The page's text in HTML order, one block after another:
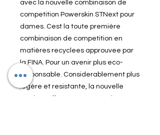
avec la nouvelle combinaison de
competition Powerskin STNext pour
dames. Cest la toute première
combinaison de competition en
matières recyclees approuvee par
la FINA. Pour un avenir plus eco-
responsable. Considerablement plus
legère et resistante, la nouvelle
matière offre une compression